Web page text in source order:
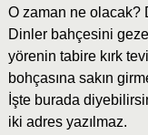
O zaman ne olacak?
Dinler bahçesini
yörenin tabire kırk
bohçasına sakın
İşte burada
iki adres yazılmaz.